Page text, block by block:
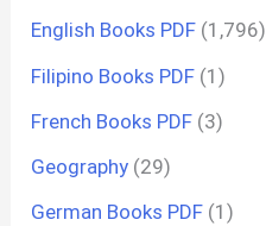
English Books PDF (1,796)
Filipino Books PDF (1)
French Books PDF (3)
Geography (29)
German Books PDF (1)